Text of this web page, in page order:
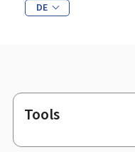
DE
Footer
Tools